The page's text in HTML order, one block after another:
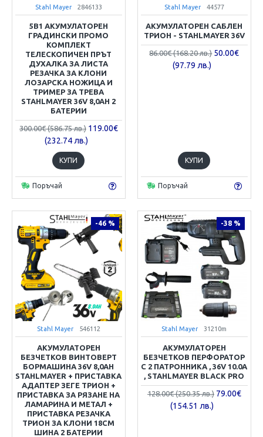
Stahl Mayer 2846133
5В1 АКУМУЛАТОРЕН
ГРАДИНСКИ ПРОМО
КОМПЛЕКТ
ТЕЛЕСКОПИЧЕН ПРЪТ
ДУХАЛКА ЗА ЛИСТА
РЕЗАЧКА ЗА КЛОНИ
ЛОЗАРСКА НОЖИЦА И
ТРИМЕР ЗА ТРЕВА
STAHLMAYER 36V 8,0AH 2
БАТЕРИИ
300.00€ (586.75 лв.) 119.00€
(232.74 лв.)
КУПИ
Поръчай
Stahl Mayer 44577
АКУМУЛАТОРЕН САБЛЕН
ТРИОН - STAHLMAYER 36V
86.00€ (168.20 лв.) 50.00€
(97.79 лв.)
КУПИ
Поръчай
-46 %
Stahl Mayer 546112
АКУМУЛАТОРЕН
БЕЗЧЕТКОВ ВИНТОВЕРТ
БОРМАШИНА 36V 8,0AH
STAHLMAYER + ПРИСТАВКА
АДАПТЕР ЗЕГЕ ТРИОН +
ПРИСТАВКА ЗА РЯЗАНЕ НА
ЛАМАРИНА И МЕТАЛ +
ПРИСТАВКА РЕЗАЧКА
ТРИОН ЗА КЛОНИ 18СМ
ШИНА 2 БАТЕРИИ
-38 %
Stahl Mayer 31210m
АКУМУЛАТОРЕН
БЕЗЧЕТКОВ ПЕРФОРАТОР
С 2 ПАТРОННИКА , 36V 10.0A
, STAHLMAYER BLACK PRO
128.00€ (250.35 лв.) 79.00€
(154.51 лв.)